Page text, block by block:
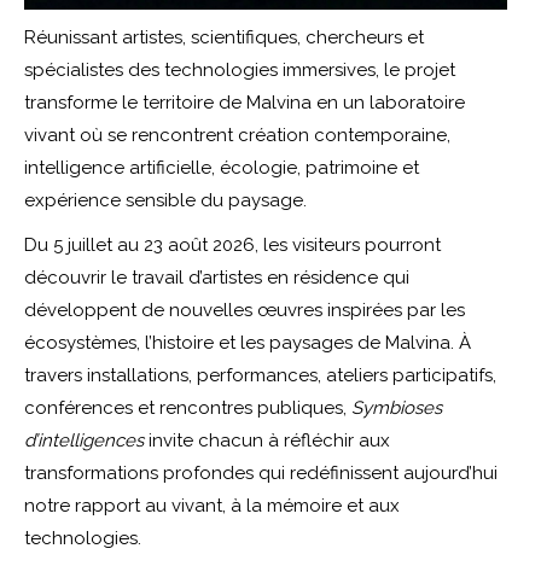
Réunissant artistes, scientifiques, chercheurs et
spécialistes des technologies immersives, le projet
transforme le territoire de Malvina en un laboratoire
vivant où se rencontrent création contemporaine,
intelligence artificielle, écologie, patrimoine et
expérience sensible du paysage.
Du 5 juillet au 23 août 2026, les visiteurs pourront
découvrir le travail d’artistes en résidence qui
développent de nouvelles œuvres inspirées par les
écosystèmes, l’histoire et les paysages de Malvina. À
travers installations, performances, ateliers participatifs,
conférences et rencontres publiques, Symbioses
d’intelligencesinvite chacun à réfléchir aux
transformations profondes qui redéfinissent aujourd’hui
notre rapport au vivant, à la mémoire et aux
technologies.